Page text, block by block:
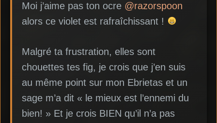
Moi j’aime pas ton ocre @razorspoon
alors ce violet est rafraîchissant !
Malgré ta frustration, elles sont
chouettes tes fig, je crois que j’en suis
au même point sur mon Ebrietas et un
sage m’a dit « le mieux est l’ennemi du
bien! » Et je crois BIEN qu’il n’a pas